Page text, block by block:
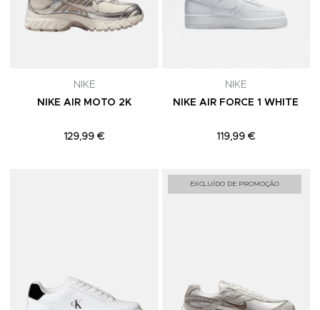
NIKE
NIKE AIR MOTO 2K
129,99 €
NIKE
NIKE AIR FORCE 1 WHITE
119,99 €
Adicionar aos Favoritos
EXCLUÍDO DE PROMOÇÃO